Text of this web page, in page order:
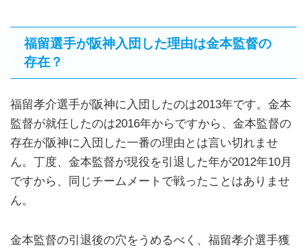
福留選手が阪神入団した理由は金本監督の
存在？
福留孝介選手が阪神に入団したのは2013年です。金本
監督が就任したのは2016年からですから、金本監督の
存在が阪神に入団した一番の理由とは言い切れませ
ん。丁度、金本監督が現役を引退した年が2012年10月
ですから、同じチームメートで戦ったことはありませ
ん。
金本監督の引退後の穴をうめるべく、福留孝介選手獲